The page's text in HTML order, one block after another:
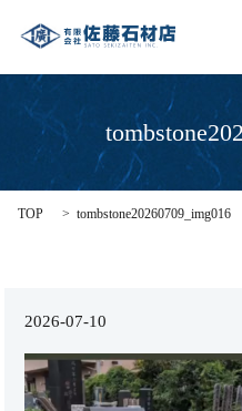
TOP tombstone20260709_img016
2026-07-10